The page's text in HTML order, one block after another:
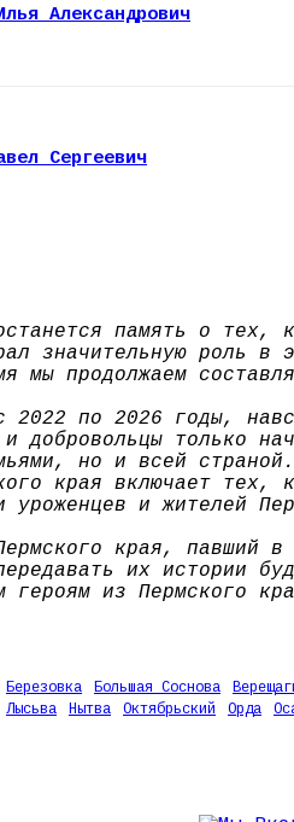
Александрович
Сергеевич
память о тех,
значительную роль в
мы продолжаем
2022 по 2026 годы,
добровольцы только
но и всей страной.
края включает тех,
уроженцев и жителей
края, павший
их истории
героям из Пермского
Березовка Большая Соснова
Лысьва Нытва Октябрьский Орда